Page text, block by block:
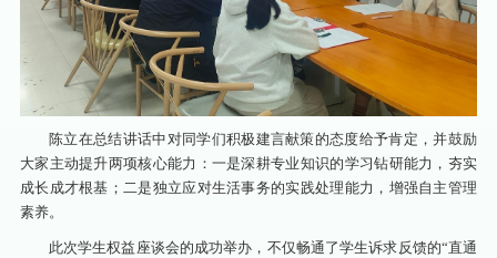
陈立在总结讲话中对同学们积极建言献策的态度给予肯定，并鼓励
大家主动提升两项核心能力：一是深耕专业知识的学习钻研能力，夯实
成长成才根基；二是独立应对生活事务的实践处理能力，增强自主管理
素养。
此次学生权益座谈会的成功举办，不仅畅通了学生诉求反馈的“直通